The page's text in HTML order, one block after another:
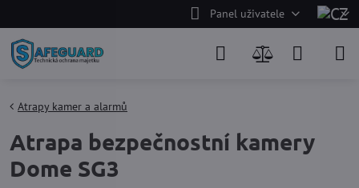
Panel uživatele
Atrapy kamer a alarmů
Atrapa bezpečnostní kamery
Dome SG3